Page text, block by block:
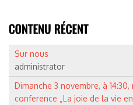
Sur nous
administrator
Dimanche 3 novembre, à
conference „La joie de la vie